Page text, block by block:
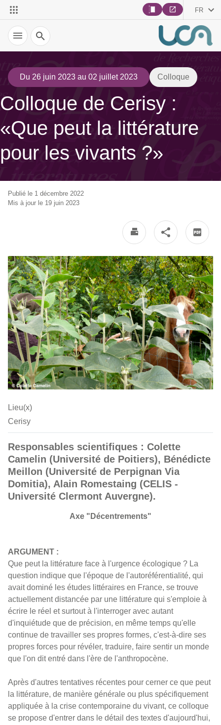
FR
Recherche
Du 26 juin 2023 au 02 juillet 2023 Colloque
Colloque de Cerisy :
«Que peut la littérature
pour les vivants ?»
Publié le 1 décembre 2022
Mis à jour le 19 juin 2023
Lieu(x)
Cerisy
Responsables scientifiques : Colette
Camelin (Université de Poitiers), Bénédicte
Meillon (Université de Perpignan Via
Domitia), Alain Romestaing (CELIS -
Université Clermont Auvergne).
Axe "Décentrements"
ARGUMENT :
Que peut la littérature face à l'urgence écologique ? La
question indique que l'époque de l'autoréférentialité, qui
avait dominé les études littéraires en France, se trouve
actuellement distancée par une littérature qui s'emploie à
écrire le réel et surtout à l'interroger avec autant
d'inquiétude que de précision, en même temps qu'elle
continue de travailler ses propres formes, c'est-à-dire ses
propres forces pour révéler, traduire, faire sentir un monde
que l'on dit entré dans l'ère de l'anthropocène.
Après d'autres tentatives récentes pour cerner ce que peut
la littérature, de manière générale ou plus spécifiquement
appliquée à la crise contemporaine du vivant, ce colloque
se propose d'entrer dans le détail des textes d'aujourd'hui,